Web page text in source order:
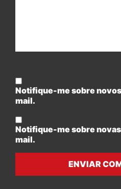
Notifique-me sobre
mail.
Notifique-me sobre
mail.
ENVIAR